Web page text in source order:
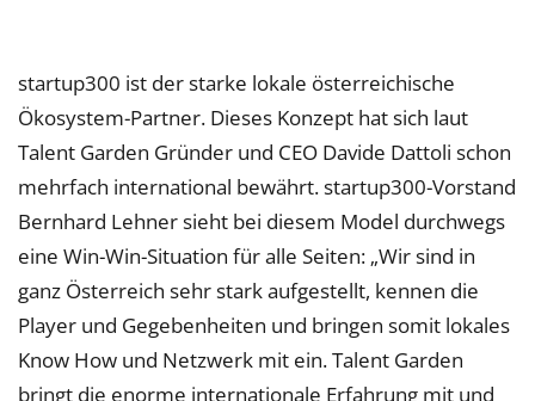
startup300 ist der starke lokale österreichische
Ökosystem-Partner. Dieses Konzept hat sich laut
Talent Garden Gründer und CEO Davide Dattoli schon
mehrfach international bewährt. startup300-Vorstand
Bernhard Lehner sieht bei diesem Model durchwegs
eine Win-Win-Situation für alle Seiten: „Wir sind in
ganz Österreich sehr stark aufgestellt, kennen die
Player und Gegebenheiten und bringen somit lokales
Know How und Netzwerk mit ein. Talent Garden
bringt die enorme internationale Erfahrung mit und